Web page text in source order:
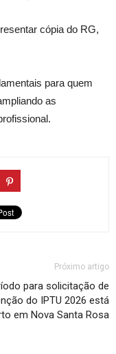
cópia do RG,
para quem
as
Próximo artigo
para solicitação de
do IPTU 2026 está
em Nova Santa Rosa